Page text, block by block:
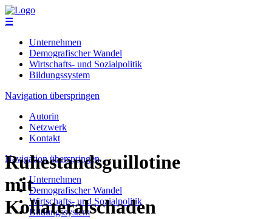
☰
Unternehmen
Demografischer Wandel
Wirtschafts- und Sozialpolitik
Bildungssystem
Navigation überspringen
Autorin
Netzwerk
Kontakt
Navigation überspringen
Unternehmen
Demografischer Wandel
Wirtschafts- und Sozialpolitik
Bildungssystem
Ruhestandsguillotine
mit
Kollateralschaden